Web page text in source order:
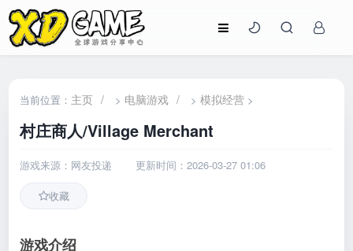
当前位置： 主页 / > 电脑游戏 / >模拟经营 >
村庄商人/Village Merchant
游戏来源：网友投递 更新时间：2026-03-27 01:06
收藏
游戏介绍